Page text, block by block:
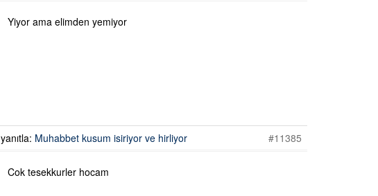
Yiyor ama elimden yemiyor
yanıtla: Muhabbet kusum isiriyor ve hirliyor #11385
Cok tesekkurler hocam